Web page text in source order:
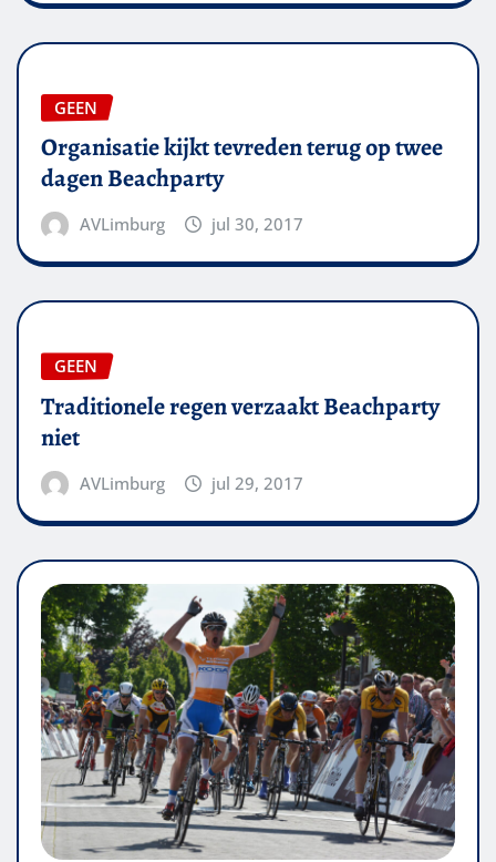
GEEN
Organisatie kijkt tevreden terug op twee
dagen Beachparty
AVLimburg jul 30, 2017
GEEN
Traditionele regen verzaakt Beachparty
niet
AVLimburg jul 29, 2017